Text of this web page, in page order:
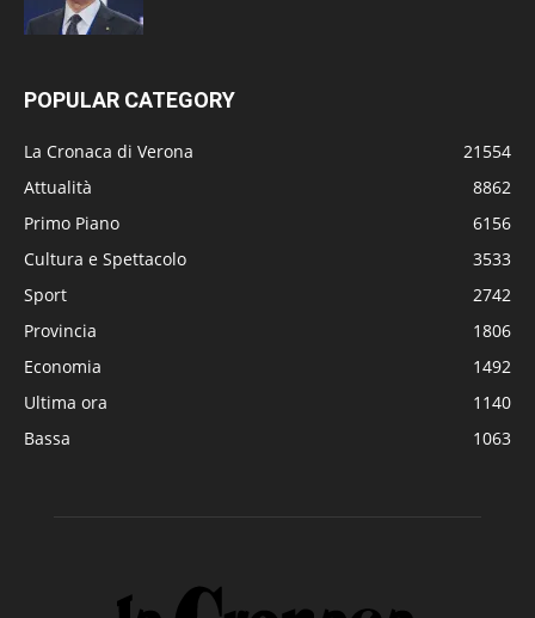
POPULAR CATEGORY
La Cronaca di Verona
21554
Attualità
8862
Primo Piano
6156
Cultura e Spettacolo
3533
Sport
2742
Provincia
1806
Economia
1492
Ultima ora
1140
Bassa
1063